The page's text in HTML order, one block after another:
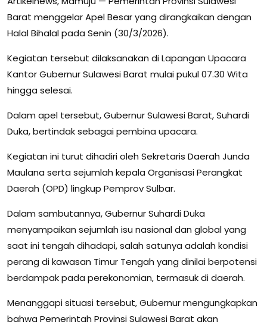
Barat menggelar Apel Besar yang dirangkaikan dengan
Halal Bihalal pada Senin (30/3/2026).
Kegiatan tersebut dilaksanakan di Lapangan Upacara
Kantor Gubernur Sulawesi Barat mulai pukul 07.30 Wita
hingga selesai.
Dalam apel tersebut, Gubernur Sulawesi Barat, Suhardi
Duka, bertindak sebagai pembina upacara.
Kegiatan ini turut dihadiri oleh Sekretaris Daerah Junda
Maulana serta sejumlah kepala Organisasi Perangkat
Daerah (OPD) lingkup Pemprov Sulbar.
Dalam sambutannya, Gubernur Suhardi Duka
menyampaikan sejumlah isu nasional dan global yang
saat ini tengah dihadapi, salah satunya adalah kondisi
perang di kawasan Timur Tengah yang dinilai berpotensi
berdampak pada perekonomian, termasuk di daerah.
Menanggapi situasi tersebut, Gubernur mengungkapkan
bahwa Pemerintah Provinsi Sulawesi Barat akan